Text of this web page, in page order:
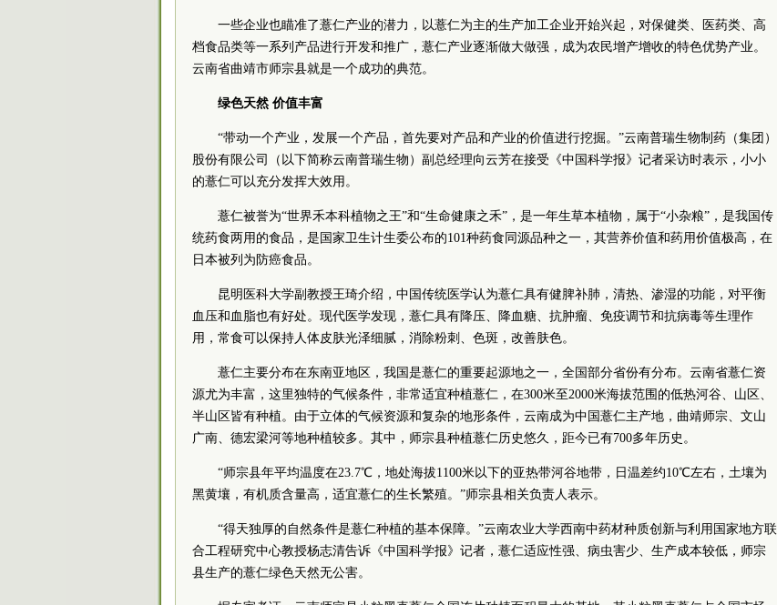
一些企业也瞄准了薏仁产业的潜力，以薏仁为主的生产加工企业开始兴起，对保健类、医药类、高
档食品类等一系列产品进行开发和推广，薏仁产业逐渐做大做强，成为农民增产增收的特色优势产业。
云南省曲靖市师宗县就是一个成功的典范。
绿色天然 价值丰富
“带动一个产业，发展一个产品，首先要对产品和产业的价值进行挖掘。”云南普瑞生物制药（集团）
股份有限公司（以下简称云南普瑞生物）副总经理向云芳在接受《中国科学报》记者采访时表示，小小
的薏仁可以充分发挥大效用。
薏仁被誉为“世界禾本科植物之王”和“生命健康之禾”，是一年生草本植物，属于“小杂粮”，是我国传
统药食两用的食品，是国家卫生计生委公布的101种药食同源品种之一，其营养价值和药用价值极高，在
日本被列为防癌食品。
昆明医科大学副教授王琦介绍，中国传统医学认为薏仁具有健脾补肺，清热、渗湿的功能，对平衡
血压和血脂也有好处。现代医学发现，薏仁具有降压、降血糖、抗肿瘤、免疫调节和抗病毒等生理作
用，常食可以保持人体皮肤光泽细腻，消除粉刺、色斑，改善肤色。
薏仁主要分布在东南亚地区，我国是薏仁的重要起源地之一，全国部分省份有分布。云南省薏仁资
源尤为丰富，这里独特的气候条件，非常适宜种植薏仁，在300米至2000米海拔范围的低热河谷、山区、
半山区皆有种植。由于立体的气候资源和复杂的地形条件，云南成为中国薏仁主产地，曲靖师宗、文山
广南、德宏梁河等地种植较多。其中，师宗县种植薏仁历史悠久，距今已有700多年历史。
“师宗县年平均温度在23.7℃，地处海拔1100米以下的亚热带河谷地带，日温差约10℃左右，土壤为
黑黄壤，有机质含量高，适宜薏仁的生长繁殖。”师宗县相关负责人表示。
“得天独厚的自然条件是薏仁种植的基本保障。”云南农业大学西南中药材种质创新与利用国家地方联
合工程研究中心教授杨志清告诉《中国科学报》记者，薏仁适应性强、病虫害少、生产成本较低，师宗
县生产的薏仁绿色天然无公害。